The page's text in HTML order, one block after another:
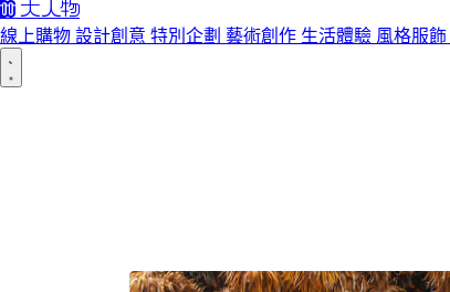
線上購物 設計創意 特別企劃 藝術創作 生活體驗 風格服飾